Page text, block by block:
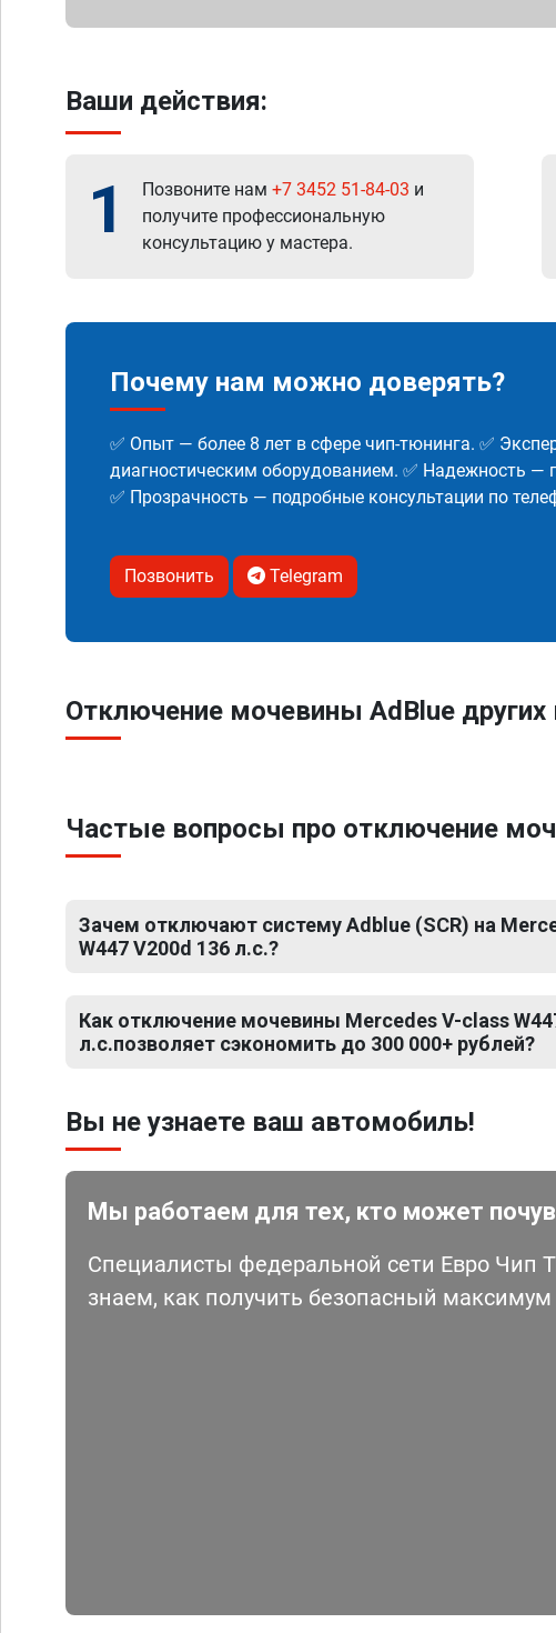
Ваши действия:
1 Позвоните нам +7 3452 51-84-03 и
получите профессиональную
консультацию у мастера.
Почему нам можно доверять?
✅ Опыт — более 8 лет в сфере чип-тюнинга. ✅
диагностическим оборудованием. ✅ Надежность —
✅ Прозрачность — подробные консультации по
Позвонить Telegram
Отключение мочевины AdBlue
Частые вопросы про отключение
Зачем отключают систему Adblue (SCR) на
W447 V200d 136 л.с.?
Как отключение мочевины Mercedes V-class
л.с.позволяет сэкономить до 300 000+ рублей?
Вы не узнаете ваш автомобиль!
Мы работаем для тех, кто может
Специалисты федеральной сети Евро Чип
знаем, как получить безопасный